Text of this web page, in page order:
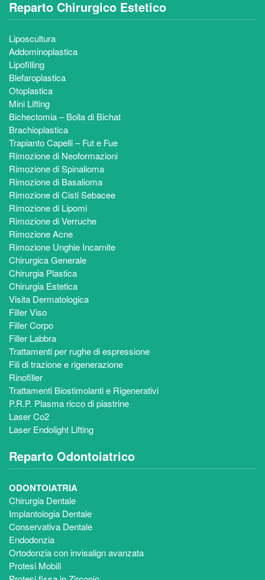
Reparto Chirurgico Estetico
Liposcultura
Addominoplastica
Lipofilling
Blefaroplastica
Otoplastica
Mini Lifting
Bichectomia – Bolla di Bichat
Brachioplastica
Trapianto Capelli – Fut e Fue
Rimozione di Neoformazioni
Rimozione di Spinalioma
Rimozione di Basalioma
Rimozione di Cisti Sebacee
Rimozione di Lipomi
Rimozione di Verruche
Rimozione Acne
Rimozione Unghie Incarnite
Chirurgica Generale
Chirurgia Plastica
Chirurgia Estetica
Visita Dermatologica
Filler Viso
Filler Corpo
Filler Labbra
Trattamenti per rughe di espressione
Fili di trazione e rigenerazione
Rinofiller
Trattamenti Biostimolanti e Rigenerativi
P.R.P. Plasma ricco di piastrine
Laser Co2
Laser Endolight Lifting
Reparto Odontoiatrico
ODONTOIATRIA
Chirurgia Dentale
Implantologia Dentale
Conservativa Dentale
Endodonzia
Ortodonzia con invisalign avanzata
Protesi Mobili